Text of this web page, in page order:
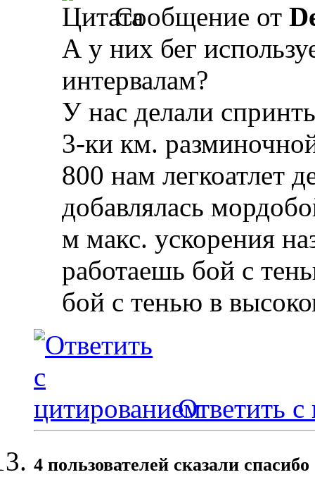
Сообщение от
А у них бег
интервалам?
У нас делали
3-ки км.
800 нам легкоатлет
добавлялась
м макс. ускорения
работаешь бой с
бой с тенью в
Ответить с
4 пользователей сказали